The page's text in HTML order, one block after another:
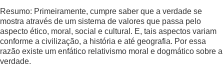
Resumo: Primeiramente, cumpre saber que a verdade se
mostra através de um sistema de valores que passa pelo
aspecto ético, moral, social e cultural. E, tais aspectos variam
conforme a civilização, a história e até geografia. Por essa
razão existe um enfático relativismo moral e dogmático sobre a
verdade.